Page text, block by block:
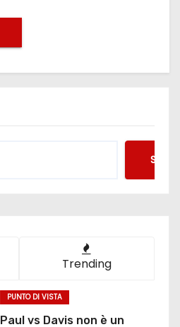
Trending
PUNTO DI VISTA
Paul vs Davis non è un